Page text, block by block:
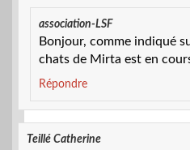
association-LSF
Bonjour, comme indiqué
chats de Mirta est en
Répondre
Teillé Catherine